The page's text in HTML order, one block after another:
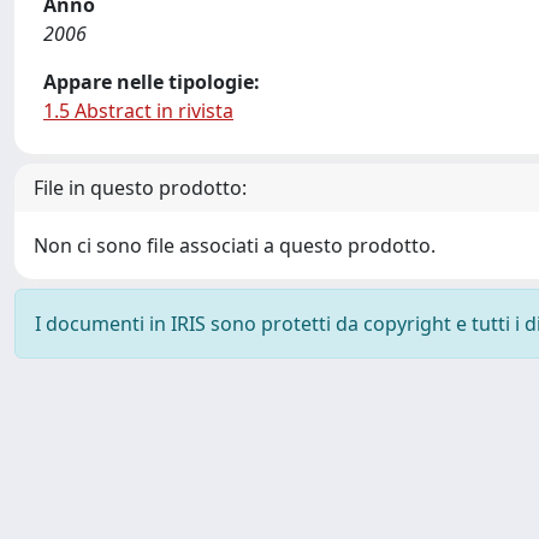
2006
Appare nelle tipologie:
1.5 Abstract in rivista
File in questo prodotto:
Non ci sono file associati a questo prodotto.
I documenti in IRIS sono protetti da copyright e tutti i